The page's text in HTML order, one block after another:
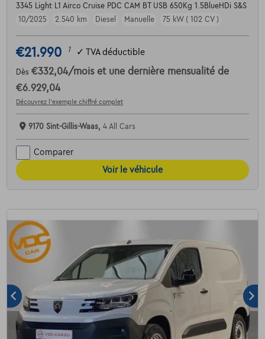
3345 Light L1 Airco Cruise PDC CAM BT USB 650Kg 1.5BlueHDi S&S
10/2025
2.540 km Diesel Manuelle 75 kW ( 102 CV )
€21.990 1 ✓ TVA déductible
Dès €332,04/mois et une dernière mensualité de
€6.929,04
Découvrez l’exemple chiffré complet
9170 Sint-Gillis-Waas, 4 All Cars
Comparer
Voir le véhicule